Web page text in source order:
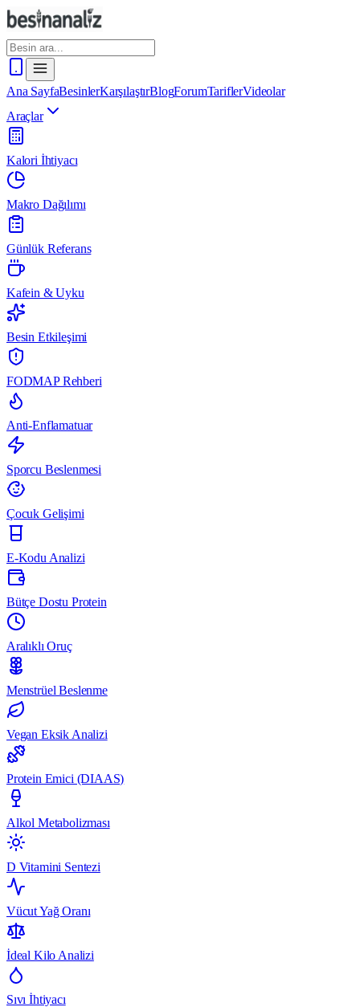
Ana SayfaBesinlerKarşılaştırBlogForumTariflerVideolar
Araçlar
Kalori İhtiyacı
Makro Dağılımı
Günlük Referans
Kafein & Uyku
Besin Etkileşimi
FODMAP Rehberi
Anti-Enflamatuar
Sporcu Beslenmesi
Çocuk Gelişimi
E-Kodu Analizi
Bütçe Dostu Protein
Aralıklı Oruç
Menstrüel Beslenme
Vegan Eksik Analizi
Protein Emici (DIAAS)
Alkol Metabolizması
D Vitamini Sentezi
Vücut Yağ Oranı
İdeal Kilo Analizi
Sıvı İhtiyacı